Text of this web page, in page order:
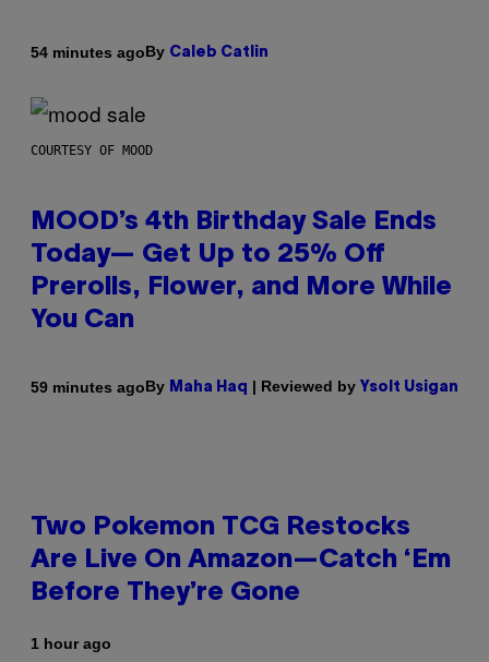
54 minutes agoBy Caleb Catlin
COURTESY OF MOOD
MOOD’s 4th Birthday Sale Ends
Today— Get Up to 25% Off
Prerolls, Flower, and More While
You Can
59 minutes agoBy Maha Haq | Reviewed by Ysolt Usigan
Two Pokemon TCG Restocks
Are Live On Amazon—Catch ‘Em
Before They’re Gone
1 hour ago